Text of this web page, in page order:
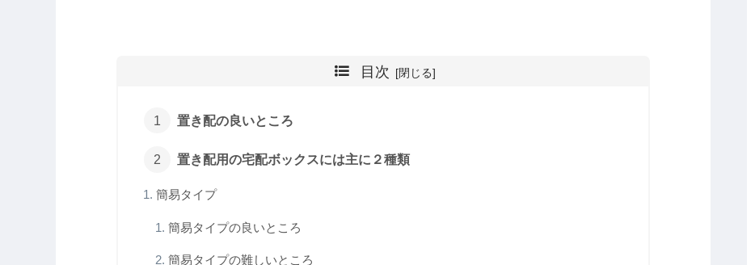
目次
置き配の良いところ
置き配用の宅配ボックスには主に２種類
簡易タイプ
簡易タイプの良いところ
簡易タイプの難しいところ